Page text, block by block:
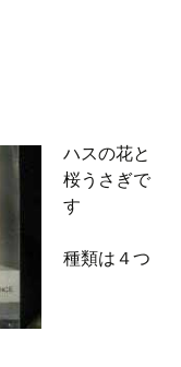
ハスの花と
桜うさぎで
す
種類は４つ